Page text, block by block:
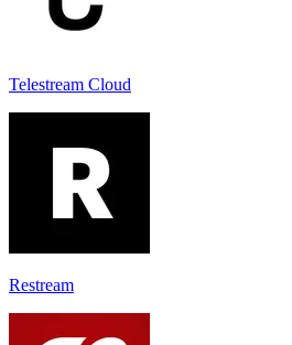
Telestream Cloud
Restream